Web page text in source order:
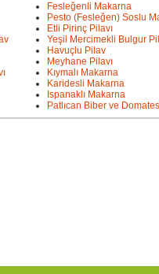
Fesleğenli Makarna
Pesto (Fesleğen) Soslu
Etli Pirinç Pilavı
Yeşil Mercimekli Bulgur
Havuçlu Pilav
Meyhane Pilavı
Kıymalı Makarna
Karidesli Makarna
Ispanaklı Makarna
Patlıcan Biber ve